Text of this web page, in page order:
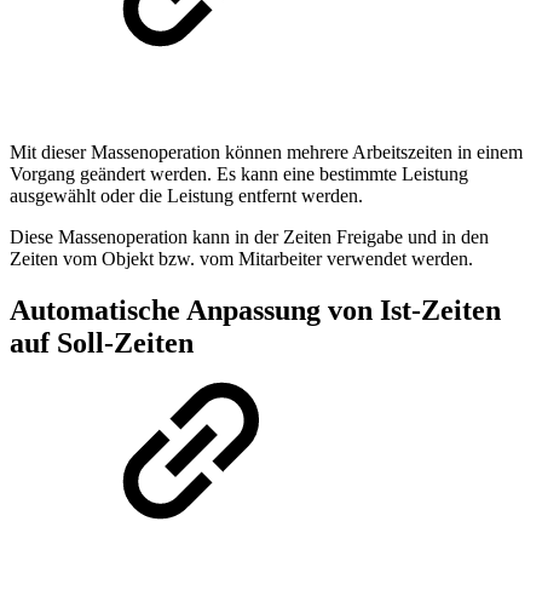
Mit dieser Massenoperation können mehrere Arbeitszeiten in einem
Vorgang geändert werden. Es kann eine bestimmte Leistung
ausgewählt oder die Leistung entfernt werden.
Diese Massenoperation kann in der Zeiten Freigabe und in den
Zeiten vom Objekt bzw. vom Mitarbeiter verwendet werden.
Automatische Anpassung von Ist-Zeiten
auf Soll-Zeiten